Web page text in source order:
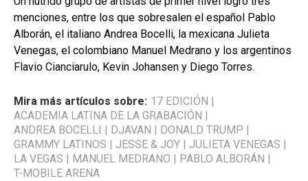
menciones, entre los que sobresalen el español Pablo
Alborán, el italiano Andrea Bocelli, la mexicana Julieta
Venegas, el colombiano Manuel Medrano y los argentinos
Flavio Cianciarulo, Kevin Johansen y Diego Torres.
Mira más artículos sobre: 17 EDICIÓN
ACADEMIA LATINA DE LA GRABACIÓN
ANDREA BOCELLI
DJAVAN DONALD TRUMP
GRAMMY LATINOS
JESSE & JOY JULIETA VENEGAS
LA VEGAS
MANUEL MEDRANO PABLO ALBORÁN
T-MOBILE ARENA